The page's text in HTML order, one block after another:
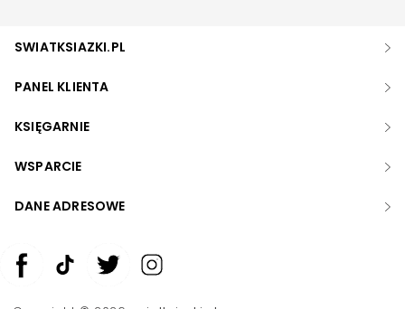
SWIATKSIAZKI.PL
PANEL KLIENTA
KSIĘGARNIE
WSPARCIE
DANE ADRESOWE
Zwiększ rozmiar czcionki